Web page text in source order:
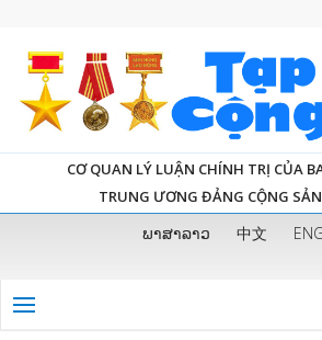
CƠ QUAN LÝ LUẬN CHÍNH TRỊ CỦA
TRUNG ƯƠNG ĐẢNG CỘNG
ພາສາລາວ 中文